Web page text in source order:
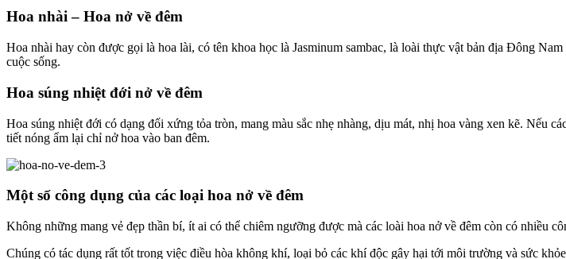
Hoa nhài – Hoa nở về đêm
Hoa nhài hay còn được gọi là hoa lài, có tên khoa học là Jasminum sambac, là loài thực vật bản địa Đông
cuộc sống.
Hoa súng nhiệt đới nở về đêm
Hoa súng nhiệt đới có dạng đối xứng tỏa tròn, mang màu sắc nhẹ nhàng, dịu mát, nhị hoa vàng xen kẽ. Nếu
tiết nóng ẩm lại chỉ nở hoa vào ban đêm.
Một số công dụng của các loại hoa nở về đêm
Không những mang vẻ đẹp thần bí, ít ai có thể chiêm ngưỡng được mà các loài hoa nở về đêm còn có nhiều
Chúng có tác dụng rất tốt trong việc điều hòa không khí, loại bỏ các khí độc gây hại tới môi trường và sức